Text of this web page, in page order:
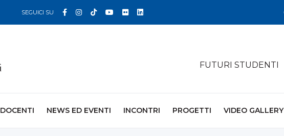
SEGUICI SU Facebook
Instagram
TikTokYouTube
FlickrLinkedin
FUTURI STUDENTI
DOCENTI NEWS ED EVENTI INCONTRI PROGETTI VIDEO GALLERY